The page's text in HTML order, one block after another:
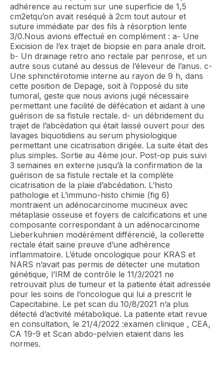
adhérence au rectum sur une superficie de 1,5
cm2etqu’on avait reséqué à 2cm tout autour et
suture immédiate par des fils à résorption lente
3/0.Nous avions effectué en complément : a- Une
Exicision de l’ex trajet de biopsie en para anale droit.
b- Un drainage retro ano rectale par penrose, et un
autre sous cutané au dessus de l’éleveur de l’anus. c-
Une sphinctérotomie interne au rayon de 9 h, dans
cette position de Depage, soit à l’opposé du site
tumoral, geste que nous avions jugé nécessaire
permettant une facilité de défécation et aidant à une
guérison de sa fistule rectale. d- un débridement du
trajet de l’abcédation qui était laissé ouvert pour des
lavages biquotidiens au serum physiologique
permettant une cicatrisation dirigée. La suite était des
plus simples. Sortie au 4ème jour. Post-op puis suivi
3 semaines en externe jusqu’à la confirmation de la
guérison de sa fistule rectale et la complète
cicatrisation de la plaie d’abcédation. L’histo
pathologie et L’immuno-histo chimie (fig 6)
montraient un adénocarcinome mucineux avec
métaplasie osseuse et foyers de calcifications et une
composante correspondant à un adénocarcinome
Lieberkuhnien modérément différencié, la collerette
rectale était saine preuve d’une adhérence
inflammatoire. L’étude oncologique pour KRAS et
NARS n’avait pas permis de détecter une mutation
génétique, l’IRM de contrôle le 11/3/2021 ne
retrouvait plus de tumeur et la patiente était adressée
pour les soins de l’oncologue qui lui a prescrit le
Capecitabine. Le pet scan du 10/8/2021 n’a plus
détecté d’activité métabolique. La patiente etait revue
en consultation, le 21/4/2022 :examen clinique , CEA,
CA 19-9 et Scan abdo-pelvien etaient dans les
normes.